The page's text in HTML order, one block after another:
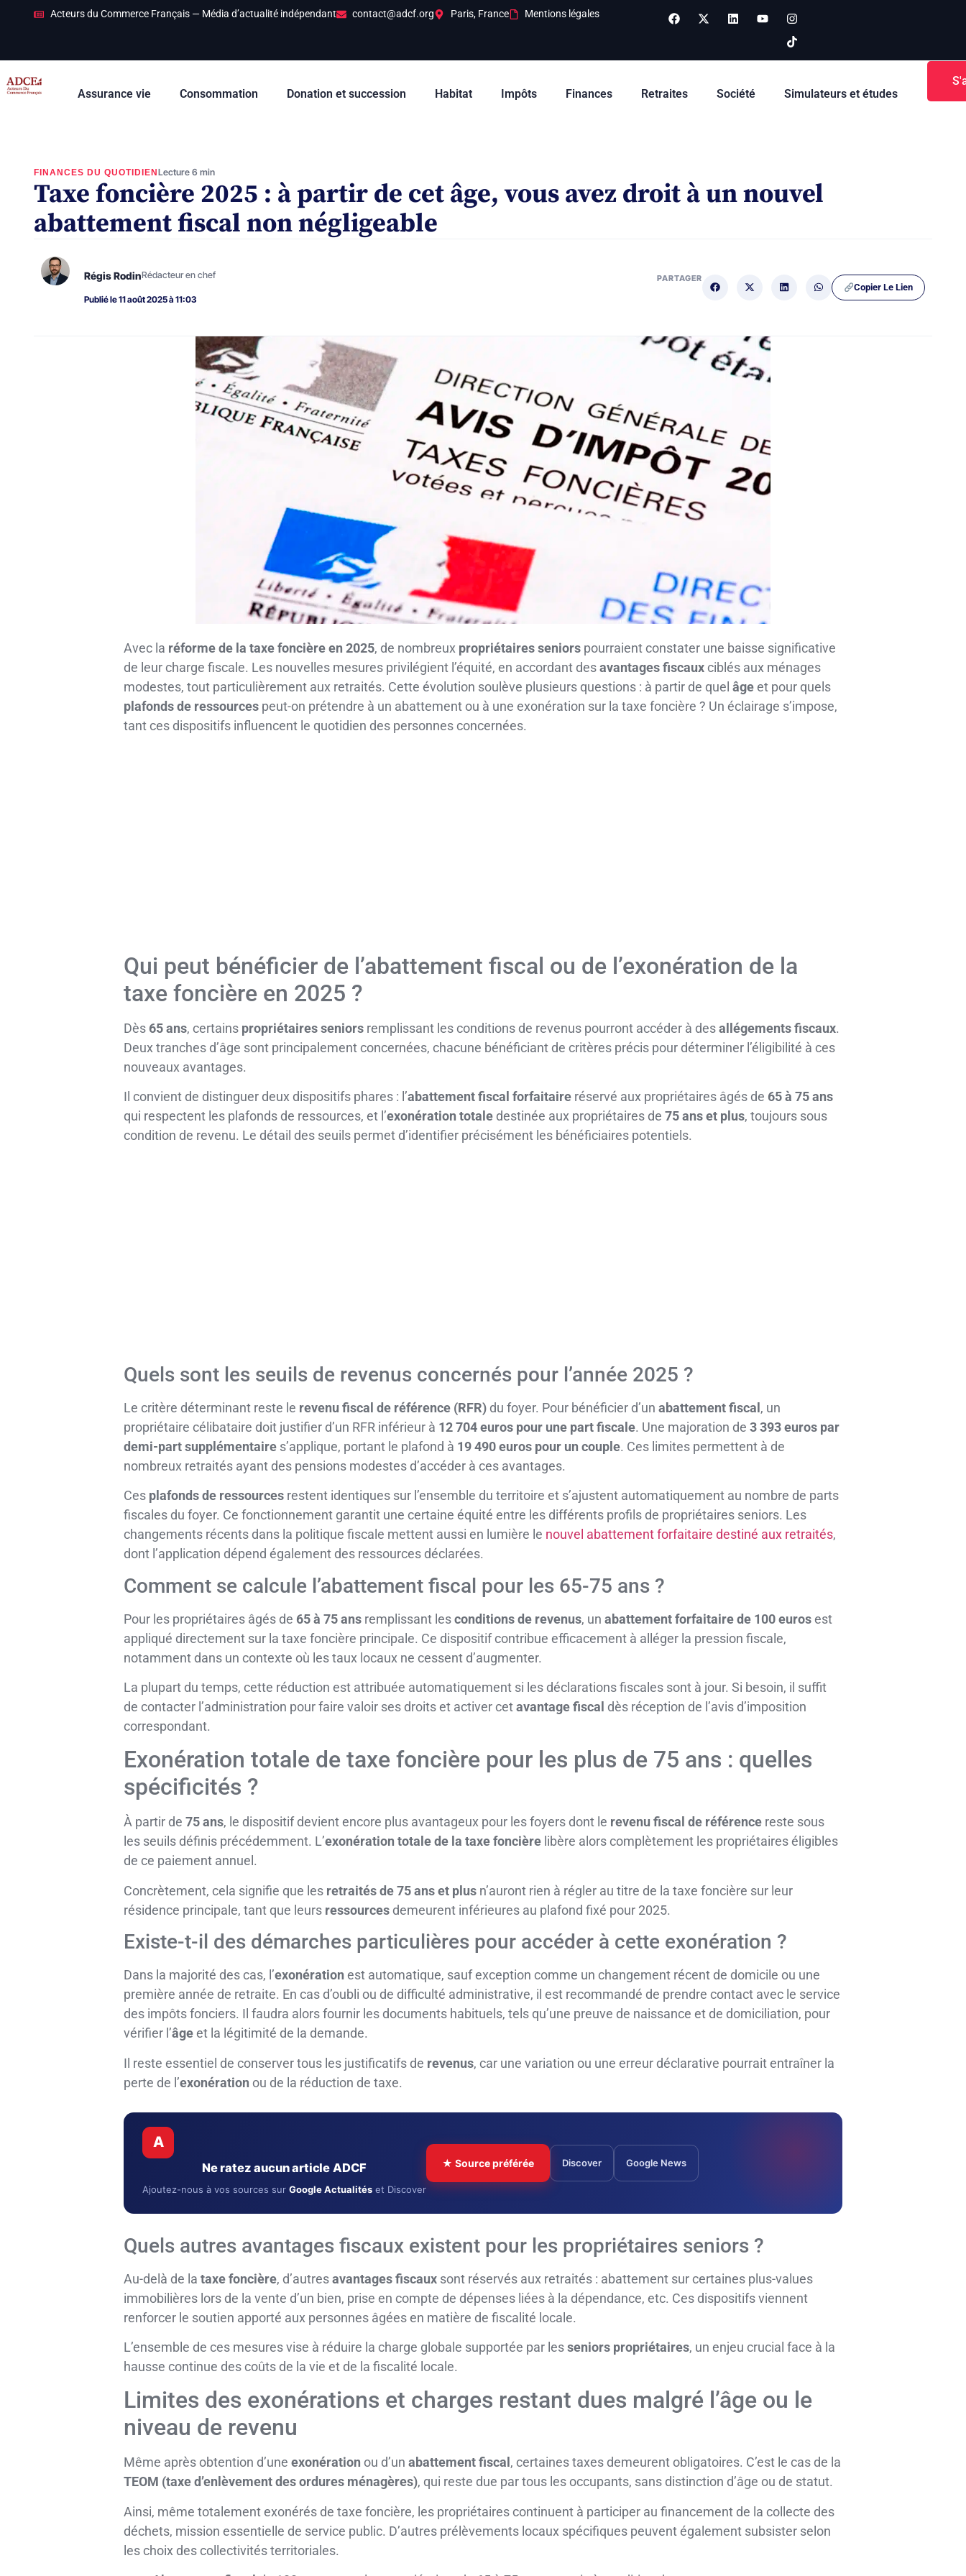
Acteurs du Commerce Français — Média d’actualité indépendant contact@adcf.org Paris, France Mentions légales
Assurance vie Consommation Donation et succession Habitat Impôts Finances Retraites Société Simulateurs et études
FINANCES DU QUOTIDIENLecture 6 min
Taxe foncière 2025 : à partir de cet âge, vous avez droit à un nouvel
abattement fiscal non négligeable
Régis RodinRédacteur en chef
Publié le 11 août 2025 à 11:03
PARTAGER
Copier Le Lien
Avec la réforme de la taxe foncière en 2025, de nombreux propriétaires seniors pourraient constater une baisse significative
de leur charge fiscale. Les nouvelles mesures privilégient l’équité, en accordant desavantages fiscauxciblés aux ménages
modestes, tout particulièrement aux retraités. Cette évolution soulève plusieurs questions : à partir de quel âgeet pour quels
plafonds de ressources peut-on prétendre à un abattement ou à une exonération sur la taxe foncière ? Un éclairage s’impose,
tant ces dispositifs influencent le quotidien des personnes concernées.
Qui peut bénéficier de l’abattement fiscal ou de l’exonération de la
taxe foncière en 2025 ?
Dès 65 ans, certains propriétaires seniors remplissant les conditions de revenus pourront accéder à desallégements fiscaux.
Deux tranches d’âge sont principalement concernées, chacune bénéficiant de critères précis pour déterminer l’éligibilité à ces
nouveaux avantages.
Il convient de distinguer deux dispositifs phares : l’abattement fiscal forfaitaire réservé aux propriétaires âgés de 65 à 75 ans
qui respectent les plafonds de ressources, et l’exonération totale destinée aux propriétaires de 75 ans et plus, toujours sous
condition de revenu. Le détail des seuils permet d’identifier précisément les bénéficiaires potentiels.
Quels sont les seuils de revenus concernés pour l’année 2025 ?
Le critère déterminant reste le revenu fiscal de référence (RFR) du foyer. Pour bénéficier d’un abattement fiscal, un
propriétaire célibataire doit justifier d’un RFR inférieur à 12 704 euros pour une part fiscale. Une majoration de 3 393 euros par
demi-part supplémentaire s’applique, portant le plafond à 19 490 euros pour un couple. Ces limites permettent à de
nombreux retraités ayant des pensions modestes d’accéder à ces avantages.
Ces plafonds de ressources restent identiques sur l’ensemble du territoire et s’ajustent automatiquement au nombre de parts
fiscales du foyer. Ce fonctionnement garantit une certaine équité entre les différents profils de propriétaires seniors. Les
changements récents dans la politique fiscale mettent aussi en lumière le nouvel abattement forfaitaire destiné aux retraités,
dont l’application dépend également des ressources déclarées.
Comment se calcule l’abattement fiscal pour les 65-75 ans ?
Pour les propriétaires âgés de 65 à 75 ans remplissant lesconditions de revenus, un abattement forfaitaire de 100 eurosest
appliqué directement sur la taxe foncière principale. Ce dispositif contribue efficacement à alléger la pression fiscale,
notamment dans un contexte où les taux locaux ne cessent d’augmenter.
La plupart du temps, cette réduction est attribuée automatiquement si les déclarations fiscales sont à jour. Si besoin, il suffit
de contacter l’administration pour faire valoir ses droits et activer cetavantage fiscal dès réception de l’avis d’imposition
correspondant.
Exonération totale de taxe foncière pour les plus de 75 ans : quelles
spécificités ?
À partir de 75 ans, le dispositif devient encore plus avantageux pour les foyers dont le revenu fiscal de référence reste sous
les seuils définis précédemment. L’exonération totale de la taxe foncière libère alors complètement les propriétaires éligibles
de ce paiement annuel.
Concrètement, cela signifie que les retraités de 75 ans et plus n’auront rien à régler au titre de la taxe foncière sur leur
résidence principale, tant que leurs ressources demeurent inférieures au plafond fixé pour 2025.
Existe-t-il des démarches particulières pour accéder à cette exonération ?
Dans la majorité des cas, l’exonération est automatique, sauf exception comme un changement récent de domicile ou une
première année de retraite. En cas d’oubli ou de difficulté administrative, il est recommandé de prendre contact avec le service
des impôts fonciers. Il faudra alors fournir les documents habituels, tels qu’une preuve de naissance et de domiciliation, pour
vérifier l’âgeet la légitimité de la demande.
Il reste essentiel de conserver tous les justificatifs de revenus, car une variation ou une erreur déclarative pourrait entraîner la
perte de l’exonération ou de la réduction de taxe.
A
Ne ratez aucun article ADCF
Ajoutez-nous à vos sources sur Google Actualités et Discover
★ Source préférée Discover Google News
Quels autres avantages fiscaux existent pour les propriétaires seniors ?
Au-delà de la taxe foncière, d’autresavantages fiscaux sont réservés aux retraités : abattement sur certaines plus-values
immobilières lors de la vente d’un bien, prise en compte de dépenses liées à la dépendance, etc. Ces dispositifs viennent
renforcer le soutien apporté aux personnes âgées en matière de fiscalité locale.
L’ensemble de ces mesures vise à réduire la charge globale supportée par lesseniors propriétaires, un enjeu crucial face à la
hausse continue des coûts de la vie et de la fiscalité locale.
Limites des exonérations et charges restant dues malgré l’âge ou le
niveau de revenu
Même après obtention d’une exonération ou d’un abattement fiscal , certaines taxes demeurent obligatoires. C’est le cas de la
TEOM (taxe d’enlèvement des ordures ménagères), qui reste due par tous les occupants, sans distinction d’âge ou de statut.
Ainsi, même totalement exonérés de taxe foncière, les propriétaires continuent à participer au financement de la collecte des
déchets, mission essentielle de service public. D’autres prélèvements locaux spécifiques peuvent également subsister selon
les choix des collectivités territoriales.